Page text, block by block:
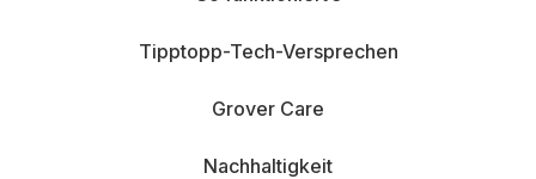
Tipptopp-Tech-Versprechen
Grover Care
Nachhaltigkeit